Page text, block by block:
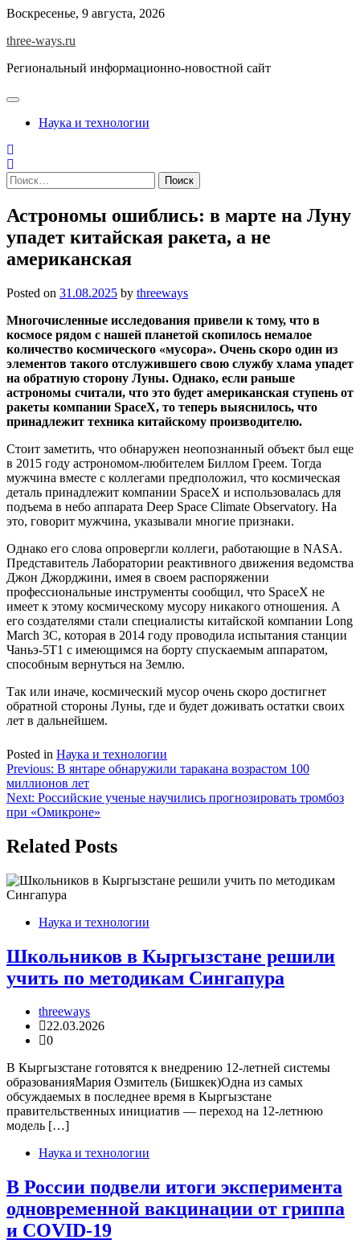
Skip
content
Воскресенье, 9 августа, 2026
three-ways.ru
Региональный информационно-новостной сайт
Наука и технологии
Найти:
Астрономы ошиблись: в марте на Луну
упадет китайская ракета, а не
американская
Posted on 31.08.2025 by threeways
Многочисленные исследования привели к тому, что в
космосе рядом с нашей планетой скопилось немалое
количество космического «мусора». Очень скоро один из
элементов такого отслужившего свою службу хлама упадет
на обратную сторону Луны. Однако, если раньше
астрономы считали, что это будет американская ступень от
ракеты компании SpaceX, то теперь выяснилось, что
принадлежит техника китайскому производителю.
Стоит заметить, что обнаружен неопознанный объект был еще
в 2015 году астрономом-любителем Биллом Греем. Тогда
мужчина вместе с коллегами предположил, что космическая
деталь принадлежит компании SpaceX и использовалась для
подъема в небо аппарата Deep Space Climate Observatory. На
это, говорит мужчина, указывали многие признаки.
Однако его слова опровергли коллеги, работающие в NASA.
Представитель Лаборатории реактивного движения ведомства
Джон Джорджини, имея в своем распоряжении
профессиональные инструменты сообщил, что SpaceX не
имеет к этому космическому мусору никакого отношения. А
его создателями стали специалисты китайской компании Long
March 3C, которая в 2014 году проводила испытания станции
Чаньэ-5Т1 с имеющимся на борту спускаемым аппаратом,
способным вернуться на Землю.
Так или иначе, космический мусор очень скоро достигнет
обратной стороны Луны, где и будет доживать остатки своих
лет в дальнейшем.
Posted in Наука и технологии
Навигация
по
записям
Previous: В янтаре обнаружили таракана возрастом 100
миллионов лет
Next: Российские ученые научились прогнозировать тромбоз
при «Омикроне»
Related Posts
Наука и технологии
Школьников в Кыргызстане решили
учить по методикам Сингапура
threeways
22.03.2026
0
В Кыргызстане готовятся к внедрению 12-летней системы
образованияМария Озмитель (Бишкек)Одна из самых
обсуждаемых в последнее время в Кыргызстане
правительственных инициатив — переход на 12-летнюю
модель […]
Наука и технологии
В России подвели итоги эксперимента
одновременной вакцинации от гриппа
и COVID-19